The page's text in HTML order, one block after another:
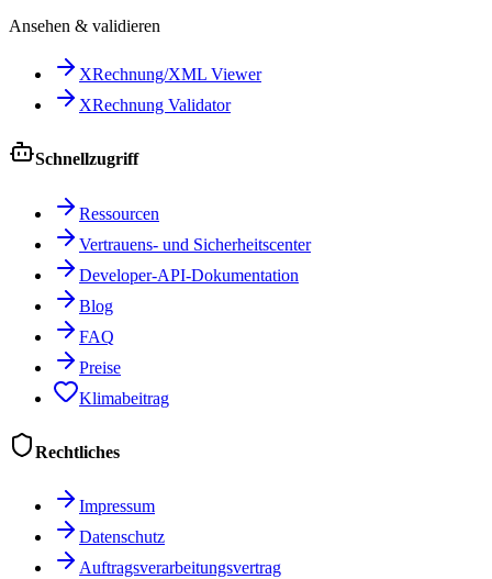
Ansehen & validieren
XRechnung/XML Viewer
XRechnung Validator
Schnellzugriff
Ressourcen
Vertrauens- und Sicherheitscenter
Developer-API-Dokumentation
Blog
FAQ
Preise
Klimabeitrag
Rechtliches
Impressum
Datenschutz
Auftragsverarbeitungsvertrag